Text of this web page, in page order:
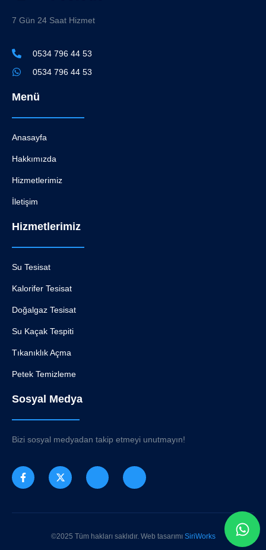
7 Gün 24 Saat Hizmet
0534 796 44 53
0534 796 44 53
Menü
Anasayfa
Hakkımızda
Hizmetlerimiz
İletişim
Hizmetlerimiz
Su Tesisat
Kalorifer Tesisat
Doğalgaz Tesisat
Su Kaçak Tespiti
Tıkanıklık Açma
Petek Temizleme
Sosyal Medya
Bizi sosyal medyadan takip etmeyi unutmayın!
©2025 Tüm hakları saklıdır. Web tasarımı SiriWorks